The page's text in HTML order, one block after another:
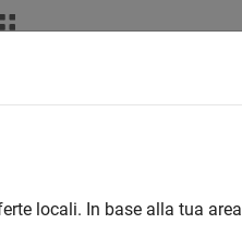
locali. In base alla tua area